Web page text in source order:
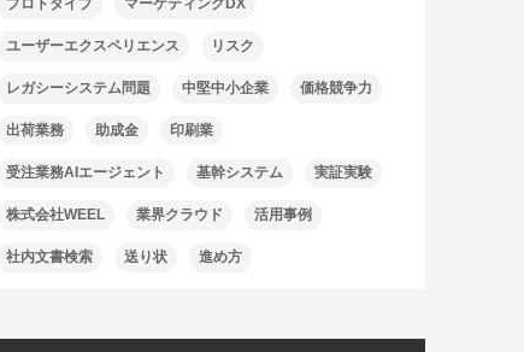
プロトタイプ マーケティングDX
ユーザーエクスペリエンス リスク
レガシーシステム問題 中堅中小企業 価格競争力
出荷業務 助成金 印刷業
受注業務AIエージェント 基幹システム 実証実験
株式会社WEEL 業界クラウド 活用事例
社内文書検索 送り状 進め方